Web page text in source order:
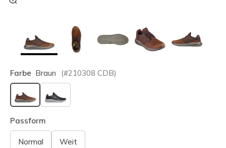
Farbe Braun (#210308 CDB)
ausgewählt
Passform
Normal Weit